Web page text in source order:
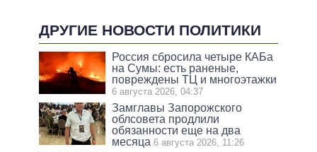
ДРУГИЕ НОВОСТИ ПОЛИТИКИ
Россия сбросила четыре КАБа
на Сумы: есть раненые,
повреждены ТЦ и многоэтажки
6 августа 2026, 04:37
Замглавы Запорожского
облсовета продлили
обязанности еще на два
месяца 6 августа 2026, 11:26